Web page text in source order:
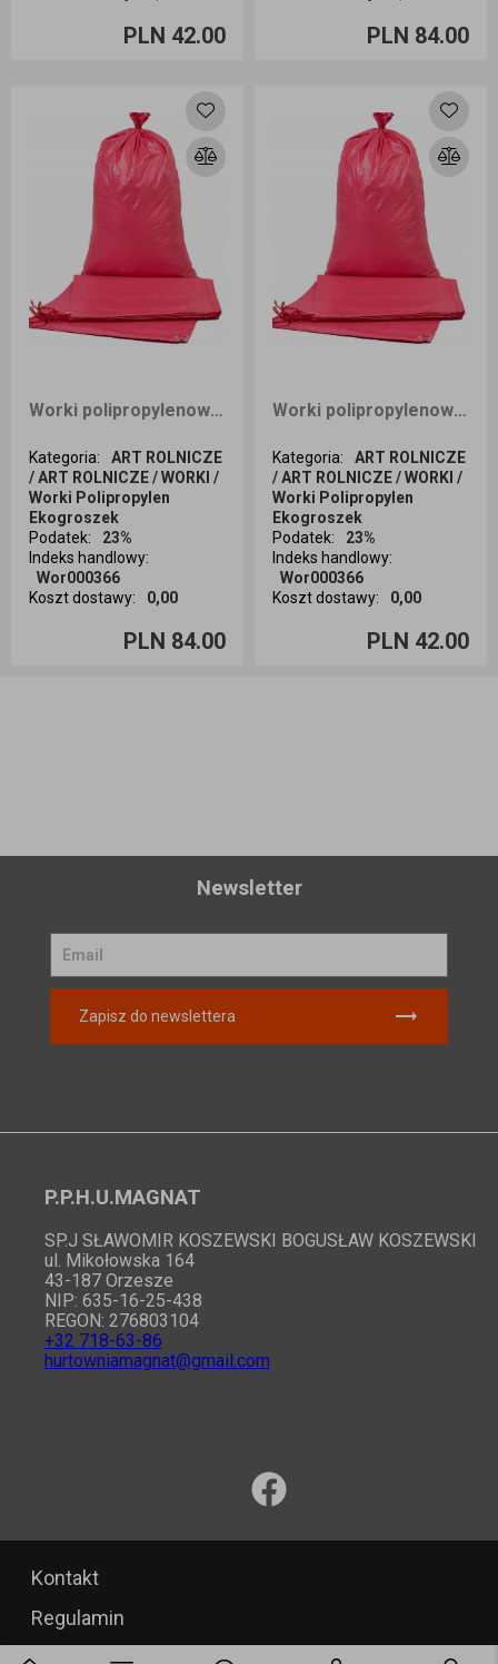
PLN 42.00 PLN 84.00
Worki polipropylenowe na zboże węgiel ekogroszek piasek 50x80 30 kg z zaciągiem 100 sztuk czerwone
Kategoria:
ART ROLNICZE
/ ART ROLNICZE / WORKI /
Worki Polipropylen
Ekogroszek
Podatek:
23%
Indeks handlowy:
Wor000366
Koszt dostawy: 0,00
PLN 84.00
Ilość sztuk
Worki polipropylenowe na zboże węgiel ekogroszek piasek 50x80 30 kg z zaciągiem 50 sztuk czerwone
Kategoria:
ART ROLNICZE
/ ART ROLNICZE / WORKI /
Worki Polipropylen
Ekogroszek
Podatek:
23%
Indeks handlowy:
Wor000366
Koszt dostawy: 0,00
PLN 42.00
Ilość sztuk
Newsletter
Zapisz do newslettera
P.P.H.U.MAGNAT
SP.J SŁAWOMIR KOSZEWSKI BOGUSŁAW KOSZEWSKI
ul. Mikołowska 164
43-187 Orzesze
NIP: 635-16-25-438
REGON: 276803104
+32 718-63-86
hurtowniamagnat@gmail.com
Kontakt
Regulamin